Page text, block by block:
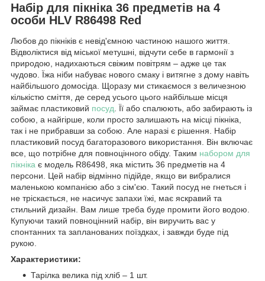
Набір для пікніка 36 предметів на 4
особи HLV R86498 Red
Любов до пікніків є невід'ємною частиною нашого життя.
Відволіктися від міської метушні, відчути себе в гармонії з
природою, надихаються свіжим повітрям – адже це так
чудово. Їжа ніби набуває нового смаку і витягне з дому навіть
найбільшого домосіда. Щоразу ми стикаємося з величезною
кількістю сміття, де серед усього цього найбільше місця
займає пластиковий посуд. Її або спалюють, або забирають із
собою, а найгірше, коли просто залишають на місці пікніка,
так і не прибравши за собою. Але наразі є рішення. Набір
пластиковий посуд багаторазового використання. Він включає
все, що потрібне для повноцінного обіду. Таким набором для
пікніка є модель R86498, яка містить 36 предметів на 4
персони. Цей набір відмінно підійде, якщо ви вибралися
маленькою компанією або з сім'єю. Такий посуд не гнеться і
не тріскається, не насичує запахи їжі, має яскравий та
стильний дизайн. Вам лише треба буде промити його водою.
Купуючи такий повноцінний набір, він виручить вас у
спонтанних та запланованих поїздках, і завжди буде під
рукою.
Характеристики:
Тарілка велика під хліб – 1 шт.